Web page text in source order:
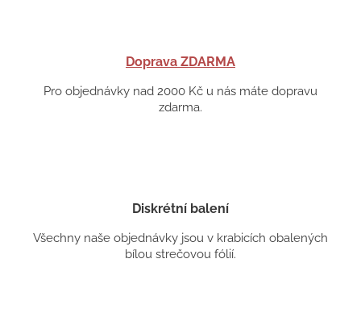
Doprava ZDARMA
Pro objednávky nad 2000 Kč u nás máte dopravu
zdarma.
Diskrétní balení
Všechny naše objednávky jsou v krabicích obalených
bílou strečovou fólií.